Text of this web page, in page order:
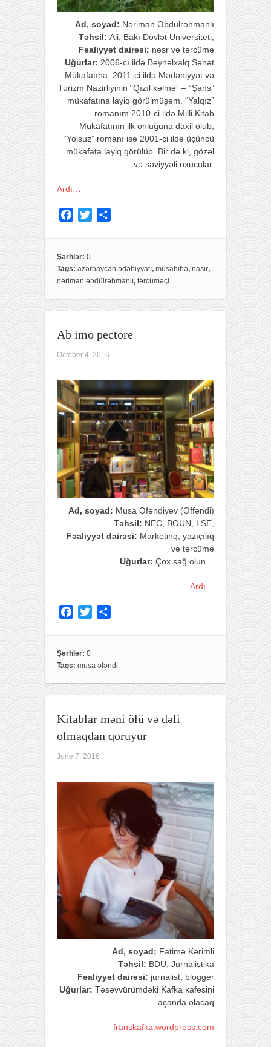
Ad, soyad: Nəriman Əbdülrəhmanlı
Təhsil: Ali, Bakı Dövlət Universiteti,
Fəaliyyət dairəsi: nəsr və tərcümə
Uğurlar: 2006-cı ildə Beynəlxalq Sənət
Mükafatına, 2011-ci ildə Mədəniyyət və
Turizm Nazirliyinin “Qızıl kəlmə” – “Şans”
mükafatına layiq görülmüşəm. “Yalqız”
romanım 2010-ci ildə Milli Kitab
Mükafatının ilk onluğuna daxil olub,
“Yolsuz” romanı isə 2001-ci ildə üçüncü
mükafata layiq görülüb. Bir də ki, gözəl
və səviyyəli oxucular.
Ardı…
e
b
o
o
k
t
e
r
e
Şərhlər: 0
Tags: azərbaycan ədəbiyyatı, müsahibə, nasir,
nəriman əbdülrəhmanlı, tərcüməçi
Ab imo pectore
October 4, 2016
Ad, soyad: Musa Əfəndiyev (Əffəndi)
Təhsil: NEC, BOUN, LSE
Fəaliyyət dairəsi: Marketinq, yazıçılıq
və tərcümə
Uğurlar: Çox sağ olun…
Ardı…
e
b
o
o
t
e
e
Şərhlər: 0
Tags: musa əfəndi
Kitablar məni ölü və dəli
olmaqdan qoruyur
June 7, 2016
Ad, soyad: Fatimə Kərimli
Təhsil: BDU, Jurnalistika
Fəaliyyət dairəsi: jurnalist, blogger
Uğurlar: Təsəvvürümdəki Kafka kafesini
açanda olacaq
franskafka.wordpress.com